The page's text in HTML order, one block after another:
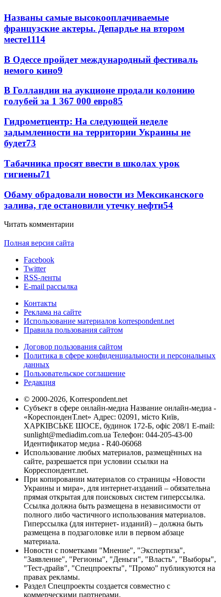
Названы самые высокооплачиваемые
французские актеры. Депардье на втором
месте1114
В Одессе пройдет международный фестиваль
немого кино9
В Голландии на аукционе продали колонию
голубей за 1 367 000 евро85
Гидрометцентр: На следующей неделе
задымленности на территории Украины не
будет73
Табачника просят ввести в школах урок
гигиены71
Обаму обрадовали новости из Мексиканского
залива, где остановили утечку нефти54
Читать комментарии
Полная версия сайта
Facebook
Twitter
RSS-ленты
E-mail рассылка
Контакты
Реклама на сайте
Использование материалов korrespondent.net
Правила пользования сайтом
Договор пользования сайтом
Политика в сфере конфиденциальности и персональных
данных
Пользовательское соглашение
Редакция
© 2000-2026, Korrespondent.net
Субъект в сфере онлайн-медиа Название онлайн-медиа -
«КореспонденТ.net» Адрес: 02091, місто Київ,
ХАРКІВСЬКЕ ШОСЕ, будинок 172-Б, офіс 208/1 E-mail:
sunlight@mediadim.com.ua Телефон: 044-205-43-00
Идентификатор медиа - R40-06068
Использование любых материалов, размещённых на
сайте, разрешается при условии ссылки на
Корреспондент.net.
При копировании материалов со страницы «Новости
Украины и мира», для интернет-изданий – обязательна
прямая открытая для поисковых систем гиперссылка.
Ссылка должна быть размещена в независимости от
полного либо частичного использования материалов.
Гиперссылка (для интернет- изданий) – должна быть
размещена в подзаголовке или в первом абзаце
материала.
Новости с пометками "Мнение", "Экспертиза",
"Заявление", "Регионы", "Деньги", "Власть", "Выборы",
"Тест-драйв", "Спецпроекты", "Промо" публикуются на
правах рекламы.
Раздел Спецпроекты создается совместно с
коммерческими партнерами.